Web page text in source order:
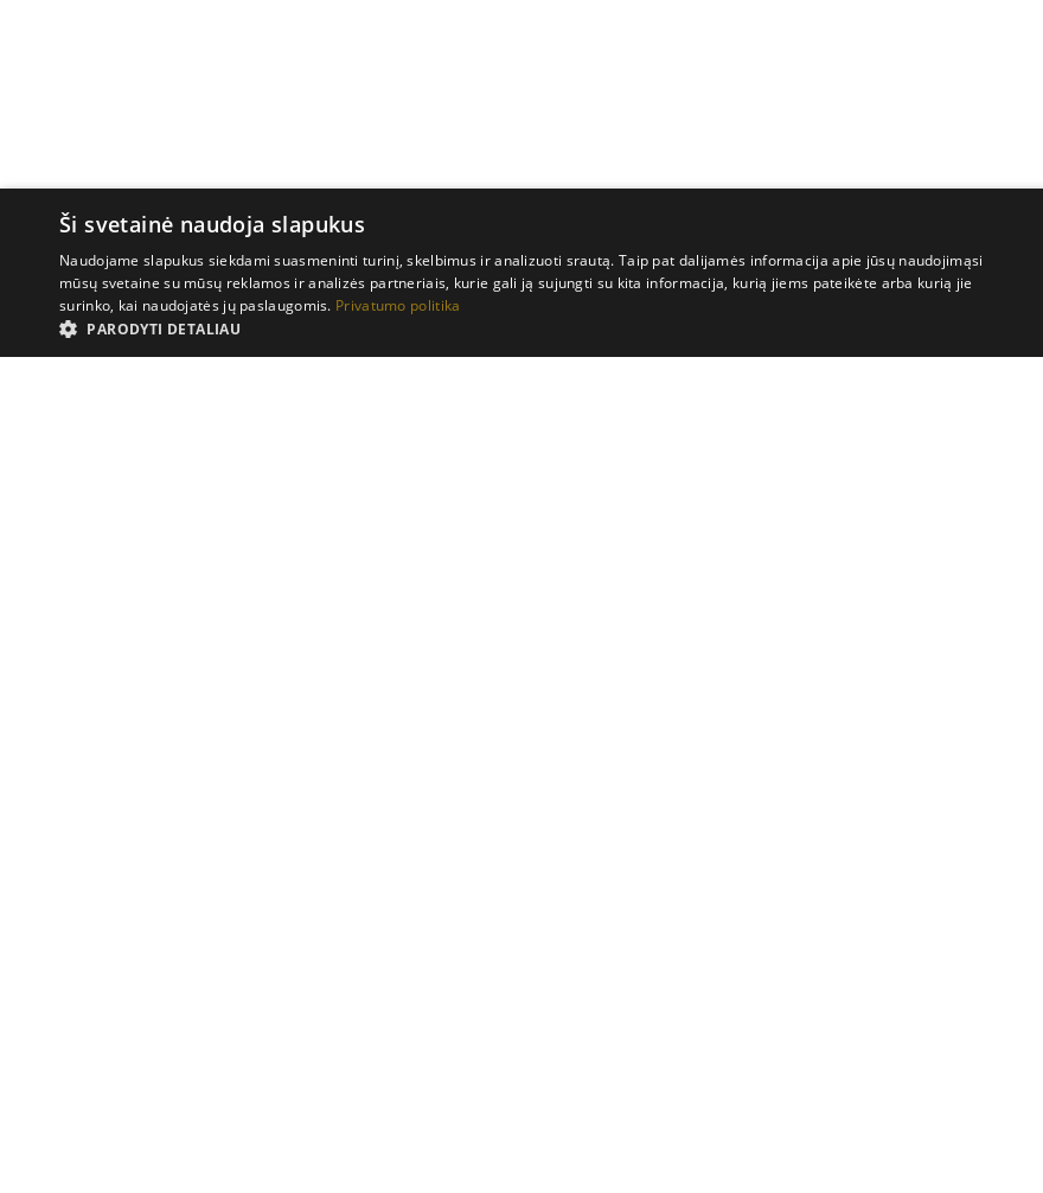
Ši svetainė naudoja slapukus
Naudojame slapukus siekdami suasmeninti turinį, skelbimus ir analizuoti srautą. Taip pat dalijamės informacija apie jūsų naudojimąsi
mūsų svetaine su mūsų reklamos ir analizės partneriais, kurie gali ją sujungti su kita informacija, kurią jiems pateikėte arba kurią jie
surinko, kai naudojatės jų paslaugomis. Privatumo politika
PARODYTI DETALIAU